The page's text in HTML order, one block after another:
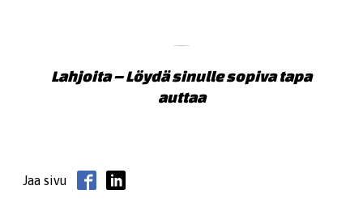
Lahjoita – Löydä sinulle sopiva tapa
auttaa
Jaa sivu